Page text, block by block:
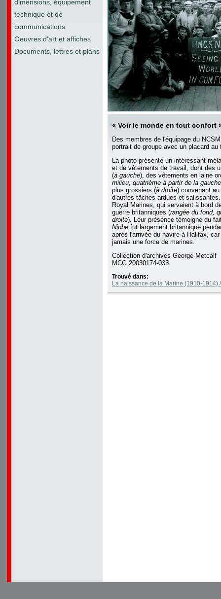
dimensions, équipement
technique et de
communications
Oeuvres d'art et affiches
Documents, lettres et plans
« Voir le monde en tout confort
Des membres de l'équipage du
portrait de groupe avec un placard
La photo présente un intéressant
et de vêtements de travail, dont des
(à gauche), des vêtements en laine
milieu, quatrième à partir de la gauche
plus grossiers (à droite) convenant
d'autres tâches ardues et
Royal Marines, qui servaient à bord
guerre britanniques (rangée du fond,
droite). Leur présence témoigne du
Niobe fut largement britannique
après l'arrivée du navire à Halifax,
jamais une force de marines.
Collection d'archives George-Metcalf
MCG 20030174-033
Trouvé dans:
La naissance de la Marine (1910-1914)